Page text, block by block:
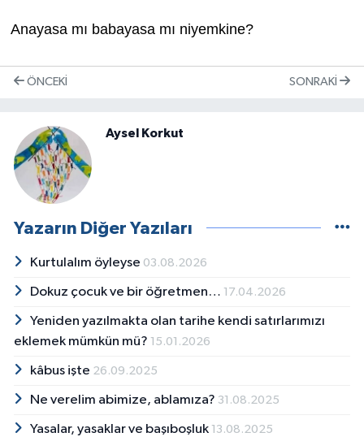
Anayasa mı babayasa mı niyemkine?
ÖNCEKI SONRAKI
Aysel Korkut
Yazarın Diğer Yazıları
Kurtulalım öyleyse 03.08.2026
Dokuz çocuk ve bir öğretmen… 17.04.2026
Yeniden yazılmakta olan tarihe kendi satırlarımızı
eklemek mümkün mü? 15.01.2026
kâbus işte 26.09.2025
Ne verelim abimize, ablamıza? 31.08.2025
Yasalar, yasaklar ve başıboşluk 13.08.2025